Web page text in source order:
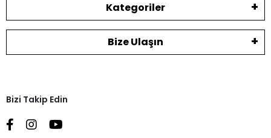
Kategoriler
Bize Ulaşın
Bizi Takip Edin